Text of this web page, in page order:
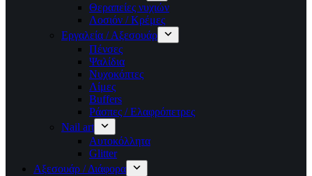
Θεραπείες νυχιών
Λοσιόν / Κρέμες
Εργαλεία / Αξεσουάρ
Πένσες
Ψαλίδια
Νυχοκόπτες
Λίμες
Buffers
Ράσπες / Ελαφρόπετρες
Nail art
Αυτοκόλλητα
Glitter
Αξεσουάρ / Διάφορα